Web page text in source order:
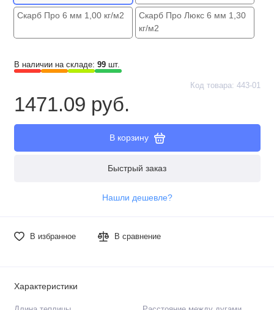
В наличии на складе: 99шт.
Код товара: 443-01
1471.09 руб.
В корзину
Быстрый заказ
Нашли дешевле?
В избранное В сравнение
Скарб Про 6 мм 1,00 кг/м2
Скарб Про Люкс 6 мм 1,30
кг/м2
Характеристики